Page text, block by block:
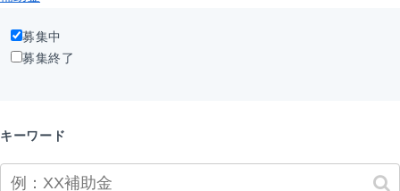
募集中
募集終了
キーワード